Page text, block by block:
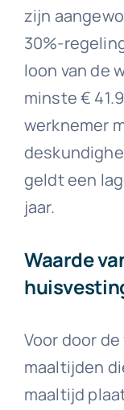
zijn
30%-
loon van de
minste €
werknemer
geldt een
jaar.
Waarde
Voor door
maaltijden
maaltijd